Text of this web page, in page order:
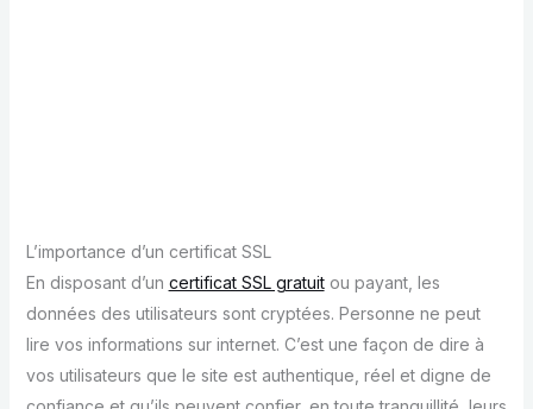
L’importance d’un certificat SSL
En disposant d’un certificat SSL gratuitou payant, les
données des utilisateurs sont cryptées. Personne ne peut
lire vos informations sur internet. C’est une façon de dire à
vos utilisateurs que le site est authentique, réel et digne de